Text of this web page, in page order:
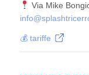
Via Mike
💰 tariffe